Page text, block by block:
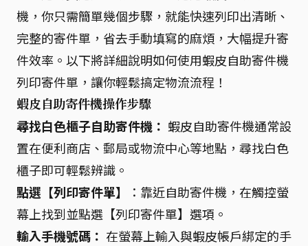
機，你只需簡單幾個步驟，就能快速列印出清晰、
完整的寄件單，省去手動填寫的麻煩，大幅提升寄
件效率。以下將詳細說明如何使用蝦皮自助寄件機
列印寄件單，讓你輕鬆搞定物流流程！
蝦皮自助寄件機操作步驟
尋找白色櫃子自助寄件機： 蝦皮自助寄件機通常設
置在便利商店、郵局或物流中心等地點，尋找白色
櫃子即可輕鬆辨識。
點選【列印寄件單】
：靠近自助寄件機，在觸控螢
幕上找到並點選【列印寄件單】選項。
輸入手機號碼： 在螢幕上輸入與蝦皮帳戶綁定的手